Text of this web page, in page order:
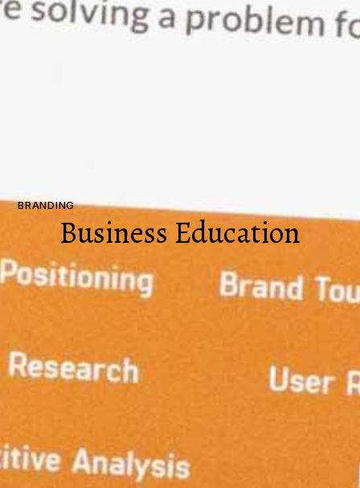
BRANDING
Business Education